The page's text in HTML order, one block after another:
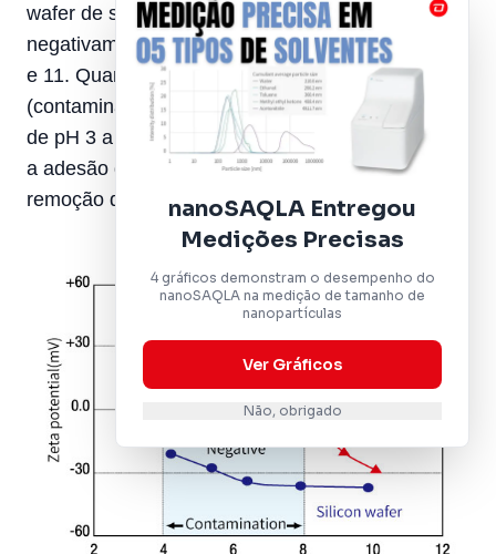
nanoSAQLA Entregou
Medições Precisas
4 gráficos demonstram o desempenho do
nanoSAQLA na medição de tamanho de
nanopartículas
Ver Gráficos
Não, obrigado
wafer de silício mostra que ela se mantém
negativamente carregada na faixa de pH entre 3
e 11. Quando comparada a partículas de alumina
(contaminante comum), observa-se que, na faixa
de pH 3 a 9, as cargas são opostas, o que facilita
a adesão do contaminante e dificulta sua
remoção durante a limpeza.